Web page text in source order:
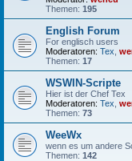
Themen: 195
English Forum
For englisch users
Moderatoren: Tex
Themen: 17
WSWIN-Scripte
Hier ist der Chef Tex
Moderatoren: Tex
Themen: 73
WeeWx
wenn es um andere
Themen: 142